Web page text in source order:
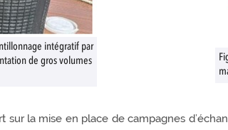
intégratif par
de gros volumes
sur la mise en place de campagnes